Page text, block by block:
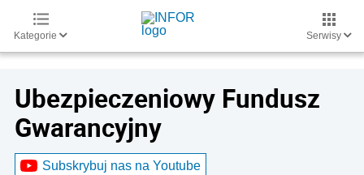
Kategorie Serwisy
Ubezpieczeniowy Fundusz
Gwarancyjny
Subskrybuj nas na Youtube